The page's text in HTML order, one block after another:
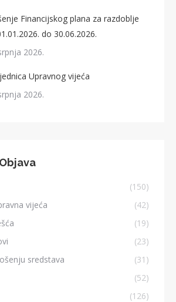
Financijskog plana za razdoblje
do 30.06.2026.
2026.
Upravnog vijeća
2026.
(150)
vijeća
(42)
(19)
(23)
sredstava
(31)
(52)
(126)